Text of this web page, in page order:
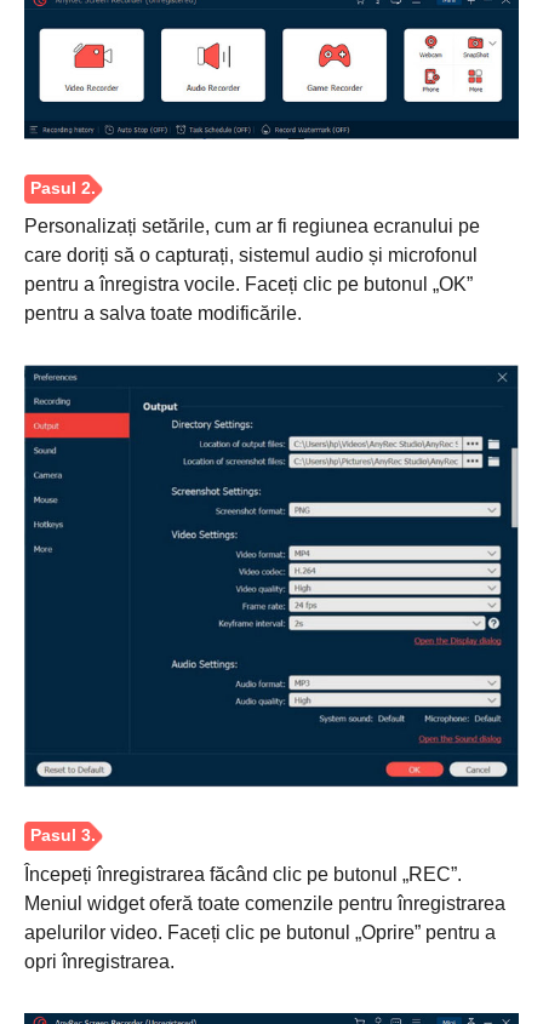
Pasul 1.
Personalizați setările, cum ar fi regiunea ecranului pe
care doriți să o capturați, sistemul audio și microfonul
pentru a înregistra vocile. Faceți clic pe butonul „OK”
pentru a salva toate modificările.
Începeți înregistrarea făcând clic pe butonul „REC”.
Meniul widget oferă toate comenzile pentru înregistrarea
apelurilor video. Faceți clic pe butonul „Oprire” pentru a
opri înregistrarea.